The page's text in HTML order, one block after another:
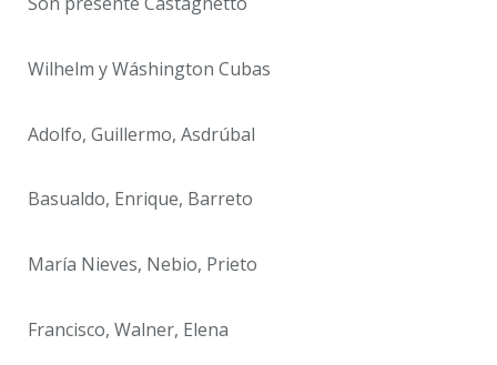
Wilhelm y Wáshington Cubas
Adolfo, Guillermo, Asdrúbal
Basualdo, Enrique, Barreto
María Nieves, Nebio, Prieto
Francisco, Walner, Elena